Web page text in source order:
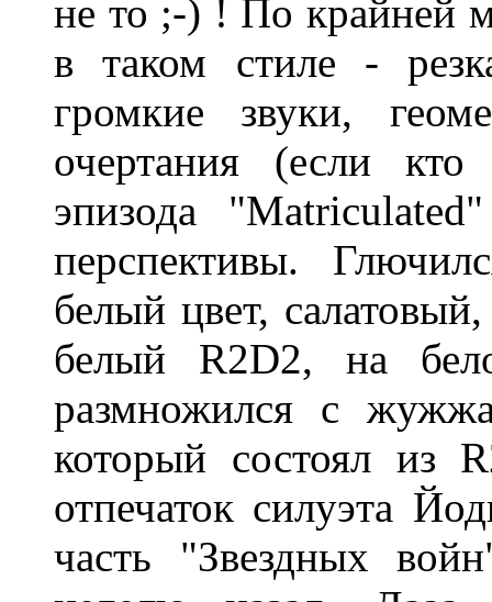
не то ;-) ! По крайней
в таком стиле -
громкие звуки,
очертания (если
эпизода
перспективы.
белый цвет,
белый R2D2, на
размножился с
который состоял из
отпечаток силуэта
часть "Звездных